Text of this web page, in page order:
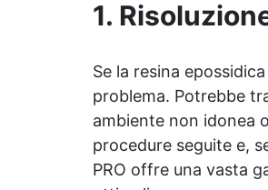
lucida o
Personalizzabile:
kit per
100m², con una
pigmenti
1.
Se la resina epossidica
problema. Potrebbe
ambiente non idonea
procedure seguite e,
PRO offre una vasta